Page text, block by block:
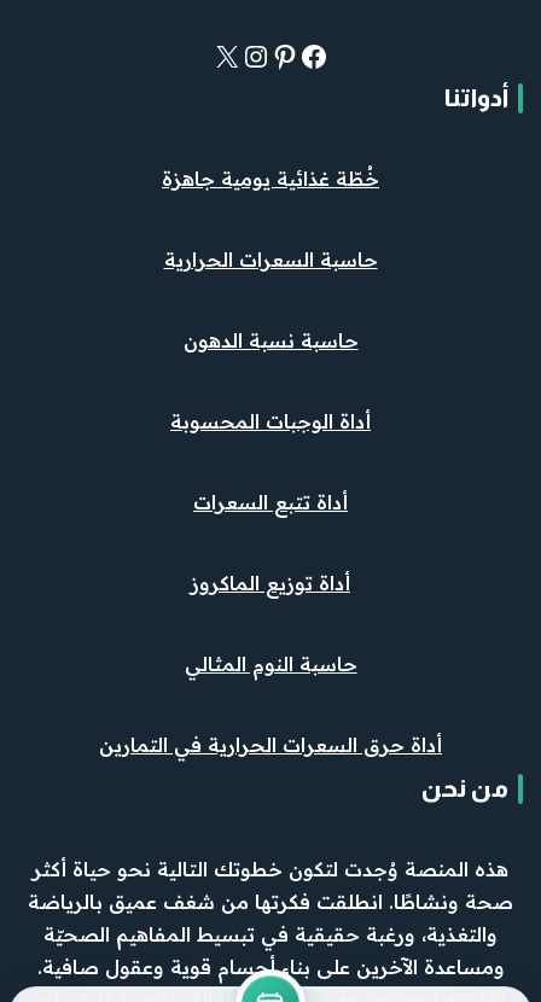
أدواتنا
خُطّة غذائية يومية جاهزة
حاسبة السعرات الحرارية
حاسبة نسبة الدهون
أداة الوجبات المحسوبة
أداة تتبع السعرات
أداة توزيع الماكروز
حاسبة النوم المثالي
أداة حرق السعرات الحرارية في التمارين
من نحن
هذه المنصة وُجدت لتكون خطوتك التالية نحو حياة أكثر
صحة ونشاطًا. انطلقت فكرتها من شغف عميق بالرياضة
والتغذية، ورغبة حقيقية في تبسيط المفاهيم الصحيّة
ومساعدة الآخرين على بناء أجسام قوية وعقول صافية.